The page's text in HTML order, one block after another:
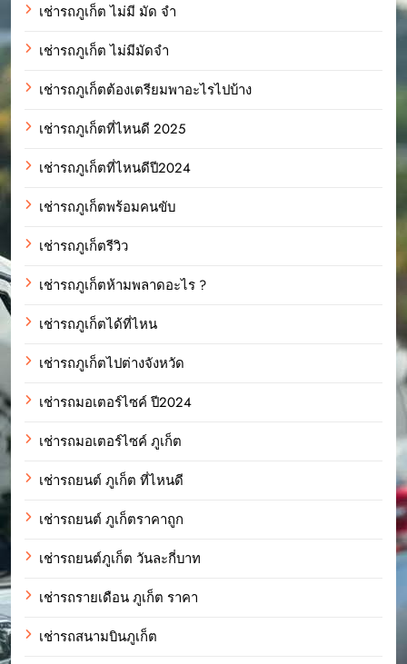
เช่ารถภูเก็ต ไม่มี มัด จํา
เช่ารถภูเก็ต ไม่มีมัดจำ
เช่ารถภูเก็ตต้องเตรียมพาอะไรไปบ้าง
เช่ารถภูเก็ตที่ไหนดี 2025
เช่ารถภูเก็ตที่ไหนดีปี2024
เช่ารถภูเก็ตพร้อมคนขับ
เช่ารถภูเก็ตรีวิว
เช่ารถภูเก็ตห้ามพลาดอะไร ?
เช่ารถภูเก็ตได้ที่ไหน
เช่ารถภูเก็ตไปต่างจังหวัด
เช่ารถมอเตอร์ไซค์ ปี2024
เช่ารถมอเตอร์ไซค์ ภูเก็ต
เช่ารถยนต์ ภูเก็ต ที่ไหนดี
เช่ารถยนต์ ภูเก็ตราคาถูก
เช่ารถยนต์ภูเก็ต วันละกี่บาท
เช่ารถรายเดือน ภูเก็ต ราคา
เช่ารถสนามบินภูเก็ต